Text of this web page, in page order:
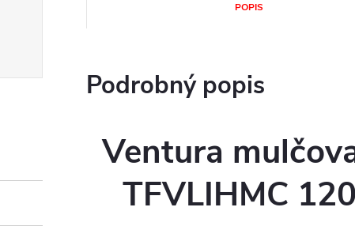
POPIS
Podrobný popis
Ventura
TFVLIHMC 120